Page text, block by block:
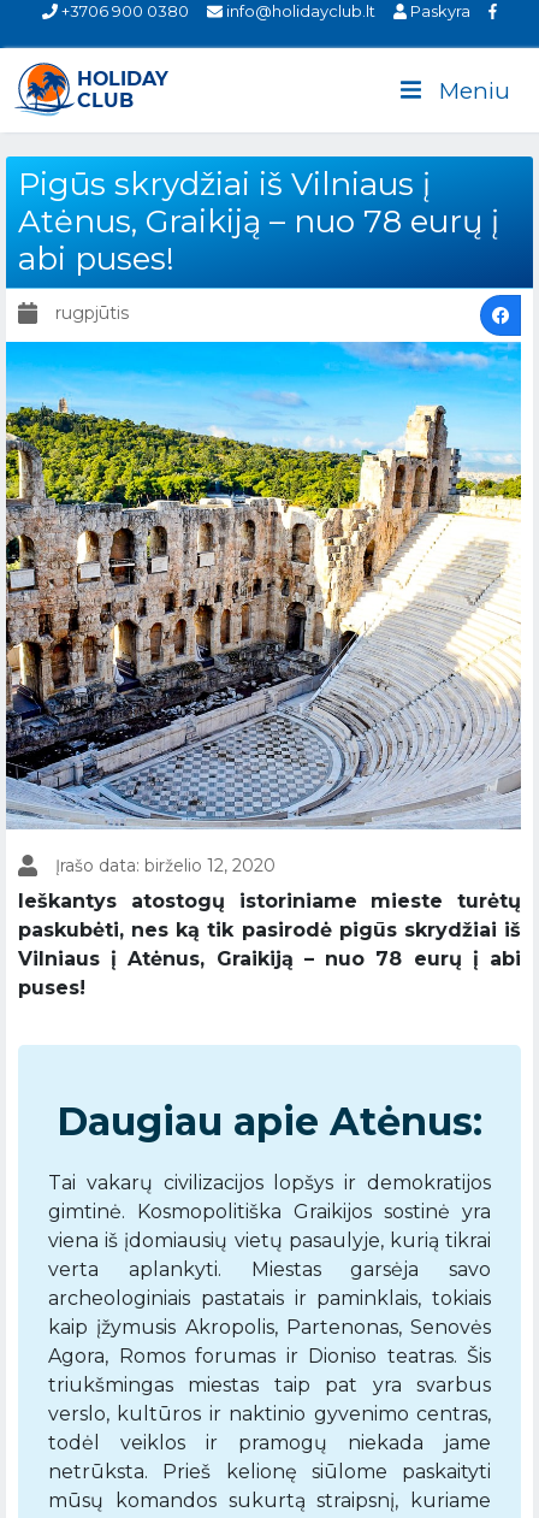
+3706 900 0380 info@holidayclub.lt Paskyra
Meniu
Pigūs skrydžiai iš Vilniaus į
Atėnus, Graikiją – nuo 78 eurų į
abi puses!
rugpjūtis
Įrašo data: birželio 12, 2020
Ieškantys atostogų istoriniame mieste turėtų
paskubėti, nes ką tik pasirodė pigūs skrydžiai iš
Vilniaus į Atėnus, Graikiją – nuo 78 eurų į abi
puses!
Daugiau apie Atėnus:
Tai vakarų civilizacijos lopšys ir demokratijos
gimtinė. Kosmopolitiška Graikijos sostinė yra
viena iš įdomiausių vietų pasaulyje, kurią tikrai
verta aplankyti. Miestas garsėja savo
archeologiniais pastatais ir paminklais, tokiais
kaip įžymusis Akropolis, Partenonas, Senovės
Agora, Romos forumas ir Dioniso teatras. Šis
triukšmingas miestas taip pat yra svarbus
verslo, kultūros ir naktinio gyvenimo centras,
todėl veiklos ir pramogų niekada jame
netrūksta. Prieš kelionę siūlome paskaityti
mūsų komandos sukurtą straipsnį, kuriame